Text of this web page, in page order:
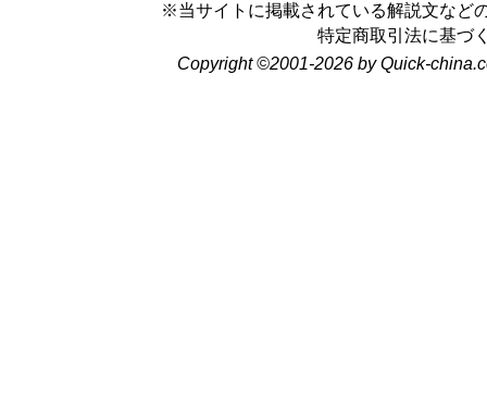
※当サイトに掲載されている解説文など
特定商取引法に基づ
Copyright ©2001-2026 by Quick-